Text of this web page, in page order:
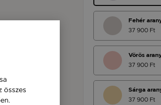
Fehér
37 900 Ft
Vörös
37 900 Ft
Sárga
37 900 Ft
összes